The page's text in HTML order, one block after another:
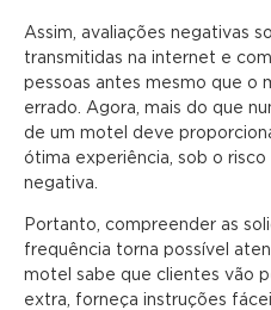
Assim, avaliações negativas
transmitidas na internet e
pessoas antes mesmo que o
errado. Agora, mais do que
de um motel deve
ótima experiência, sob o
negativa.
Portanto, compreender as
frequência torna possível
motel sabe que clientes vão
extra, forneça instruções